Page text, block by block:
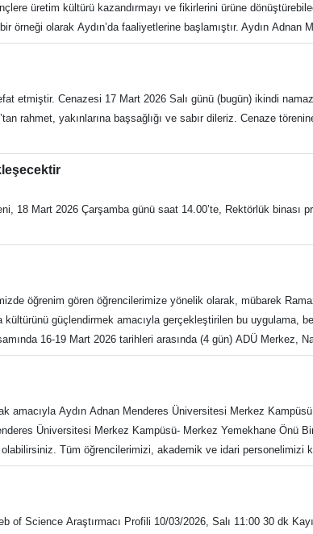
adukutuphane/ Tel: 0256 218 20 00/2840-
üretim kültürü kazandırmayı ve fikirlerini ürüne
olarak Aydın’da faaliyetlerine başlamıştır. Aydın Adnan
destekleri ile eğitim ve mentorluk imkânları sunan
güçlendirmelerine olanak tanırken aynı zamanda
planlayarak gerçekleştirebilmektedir. Başvuru İçin
etmiştir. Cenazesi 17 Mart 2026 Salı günü (bugün) ikindi
rahmet, yakınlarına başsağlığı ve sabır dileriz. Cenaze
18 Mart 2026 Çarşamba günü saat 14.00’te, Rektörlük binası
öğrenim gören öğrencilerimize yönelik olarak, mübarek
güçlendirmek amacıyla gerçekleştirilen bu uygulama,
16-19 Mart 2026 tarihleri arasında (4 gün) ADÜ Merkez,
Sıfır geçiş, günde sadece 1 öğünü
Aydın Adnan Menderes Üniversitesi Merkez
Üniversitesi Merkez Kampüsü- Merkez Yemekhane Önü
Tüm öğrencilerimizi, akademik ve idari personelimizi
of Science Araştırmacı Profili 10/03/2026, Salı 11:00 30 dk